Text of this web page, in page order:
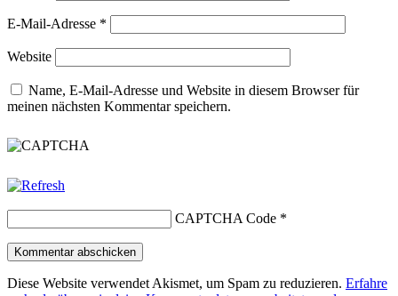
E-Mail-Adresse *
Website
Name, E-Mail-Adresse und Website in diesem Browser für
meinen nächsten Kommentar speichern.
CAPTCHA Code *
Diese Website verwendet Akismet, um Spam zu reduzieren. Erfahre